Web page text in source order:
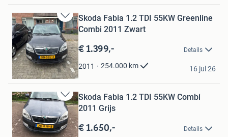
Bewaren
in
Mijn
Favorieten
Skoda Fabia 1.2 TDI 55KW Greenline
Combi 2011 Zwart
€ 1.399,- Details
2011 254.000 km
Osama
Hoorn
16 jul 26
Bewaren
in
Mijn
Favorieten
Skoda Fabia 1.2 TDI 55KW Combi
2011 Grijs
€ 1.650,- Details